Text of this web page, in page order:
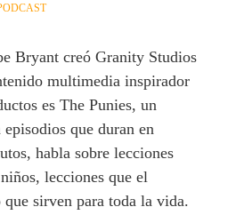
Bryant creó Granity Studios
multimedia inspirador
es The Punies, un
episodios que duran en
habla sobre lecciones
lecciones que el
que sirven para toda la vida.